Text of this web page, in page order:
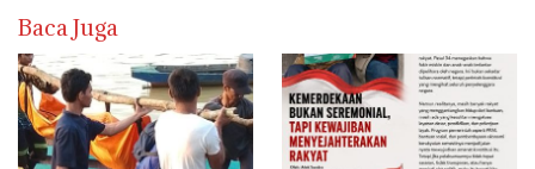
Baca Juga